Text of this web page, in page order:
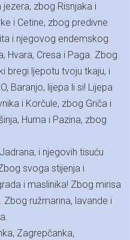
zbog Risnjaka i
i Cetine, zbog predivne
i njegovog endemskog
Hvara, Cresa i Paga. Zbog
bregi ljepotu tvoju tkaju, i
Baranjo, lijepa li si! Lijepa
i Korčule, zbog Griča i
Huma i Pazina, zbog
i njegovih tisuću
svoga stijenja i
i maslinika! Zbog mirisa
ružmarina, lavande i
Zagrepčanka,